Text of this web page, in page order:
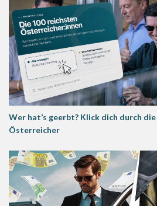
Wer hat’s geerbt? Klick dich durch
Österreicher